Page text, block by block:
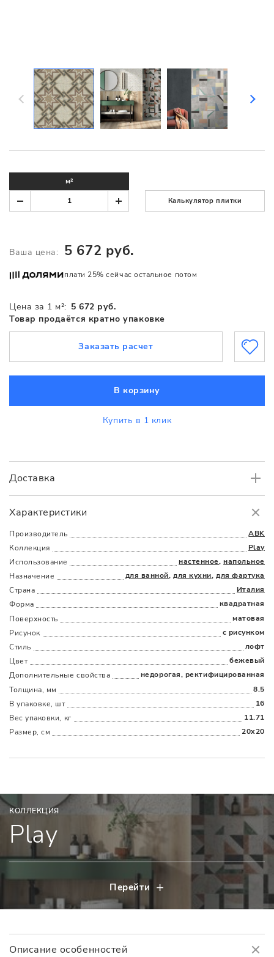
Характеристики
Производитель
ABK
Коллекция
Play
Использование
настенное,напольное
Назначение
для ванной,для кухни,для фартука
Страна
Италия
Форма
квадратная
Поверхность
матовая
Рисунок
с рисунком
Стиль
лофт
Цвет
бежевый
Дополнительные cвойства
недорогая, ректифицированная
Толщина, мм
8.5
В упаковке, шт
16
Вес упаковки, кг
11.71
Размер, см
20x20
Доставка
Доставка
НаличымиКартойПо счетуДолями
Цена за 1 м²: 5 672 руб.
Товар продаётся кратно упаковке
м²
Калькулятор плитки
Ваша цена: 5 672 руб.
плати 25% сейчас остальное потом
В корзину
Купить в 1 клик
Заказать расчет
КОЛЛЕКЦИЯ
Play
Перейти
Описание особенностей